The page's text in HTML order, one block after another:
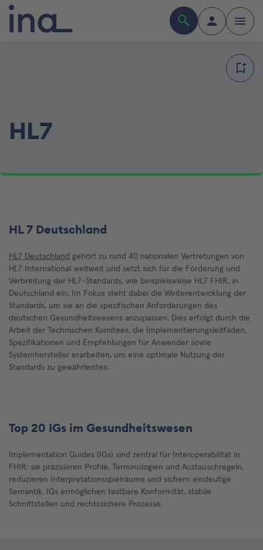
HL7
HL 7 Deutschland
HL7 Deutschland gehört zu rund 40 nationalen Vertretungen von
HL7 International weltweit und setzt sich für die Förderung und
Verbreitung der HL7-Standards, wie beispielsweise HL7 FHIR, in
Deutschland ein. Im Fokus steht dabei die Weiterentwicklung der
Standards, um sie an die spezifischen Anforderungen des
deutschen Gesundheitswesens anzupassen. Dies erfolgt durch die
Arbeit der Technischen Komitees, die Implementierungsleitfäden,
Spezifikationen und Empfehlungen für Anwender sowie
Systemhersteller erarbeiten, um eine optimale Nutzung der
Standards zu gewährleisten.
Top 20 IGs im Gesundheitswesen
Implementation Guides (IGs) sind zentral für Interoperabilität in
FHIR: sie präzisieren Profile, Terminologien und Austauschregeln,
reduzieren Interpretationsspielräume und sichern eindeutige
Semantik. IGs ermöglichen testbare Konformität, stabile
Schnittstellen und rechtssichere Prozesse.